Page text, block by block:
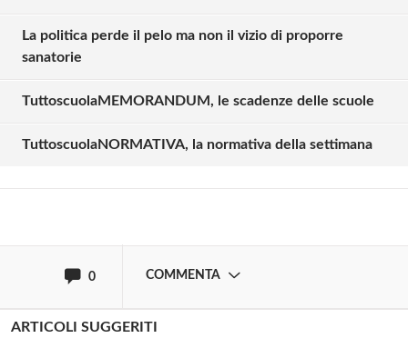
La politica perde il pelo ma non il vizio di proporre
sanatorie
TuttoscuolaMEMORANDUM, le scadenze delle scuole
TuttoscuolaNORMATIVA, la normativa della settimana
0 COMMENTA
commentare!
Effettua il Login o Registrati
ARTICOLI SUGGERITI